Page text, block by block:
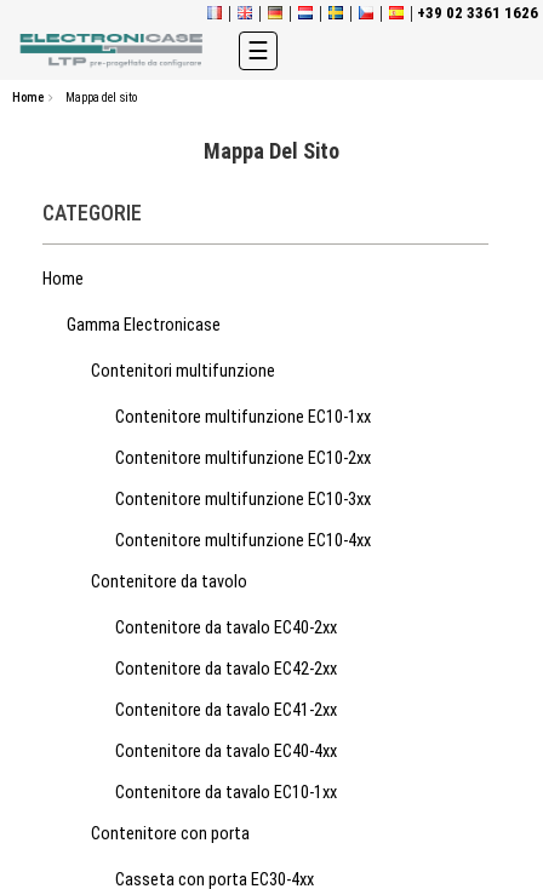
+39 02 3361 1626
navigazione
Toggle
☰
Home Mappa del sito
Mappa Del Sito
CATEGORIE
Home
Gamma Electronicase
Contenitori multifunzione
Contenitore multifunzione EC10-1xx
Contenitore multifunzione EC10-2xx
Contenitore multifunzione EC10-3xx
Contenitore multifunzione EC10-4xx
Contenitore da tavolo
Contenitore da tavalo EC40-2xx
Contenitore da tavalo EC42-2xx
Contenitore da tavalo EC41-2xx
Contenitore da tavalo EC40-4xx
Contenitore da tavalo EC10-1xx
Contenitore con porta
Casseta con porta EC30-4xx